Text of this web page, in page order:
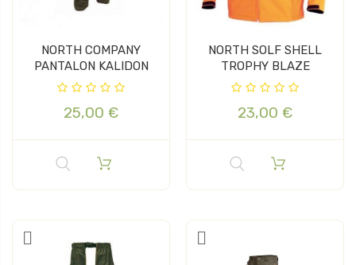
NORTH COMPANY
PANTALON KALIDON
25,00 €
NORTH SOLF SHELL
TROPHY BLAZE
23,00 €